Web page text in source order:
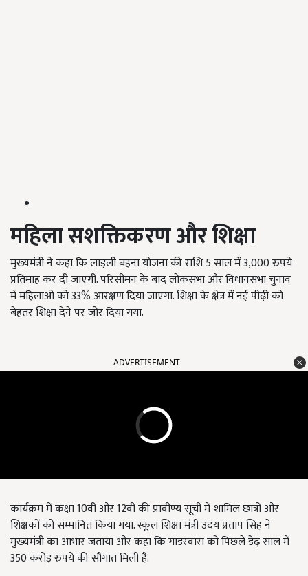
महिला सशक्तिकरण और शिक्षा
मुख्यमंत्री ने कहा कि लाड़ली बहना योजना की राशि 5 साल में 3,000 रुपये
प्रतिमाह कर दी जाएगी. परिसीमन के बाद लोकसभा और विधानसभा चुनाव
में महिलाओं को 33% आरक्षण दिया जाएगा. शिक्षा के क्षेत्र में नई पीढ़ी को
बेहतर शिक्षा देने पर जोर दिया गया.
ADVERTISEMENT
कार्यक्रम में कक्षा 10वीं और 12वीं की प्रावीण्य सूची में शामिल छात्रों और
शिक्षकों को सम्मानित किया गया. स्कूल शिक्षा मंत्री उदय प्रताप सिंह ने
मुख्यमंत्री का आभार जताया और कहा कि गाडरवारा को पिछले डेढ़ साल में
350 करोड़ रुपये की सौगात मिली है.